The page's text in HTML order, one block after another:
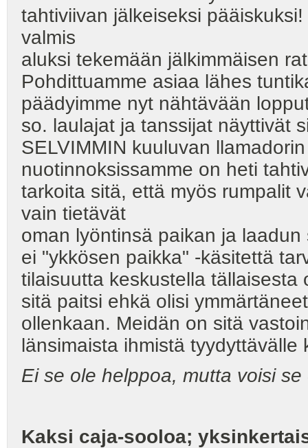
tahtiviivan jälkeiseksi
valmis
aluksi tekemään jälkimmäisen
Pohdittuamme asiaa lähes
päädyimme nyt nähtävään
so. laulajat ja tanssijat näyttivät
SELVIMMIN kuuluvan
nuotinnoksissamme on heti
tarkoita sitä, että myös rumpalit
vain tietävät
oman lyöntinsä paikan ja
ei "ykkösen paikka" -käsitettä
tilaisuutta keskustella
sitä paitsi ehkä olisi
ollenkaan. Meidän on sitä
länsimaista ihmistä tyydyttävälle
Ei se ole helppoa, mutta voisi
Kaksi caja-sooloa;